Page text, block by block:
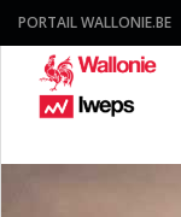
PORTAIL WALLONIE.BE